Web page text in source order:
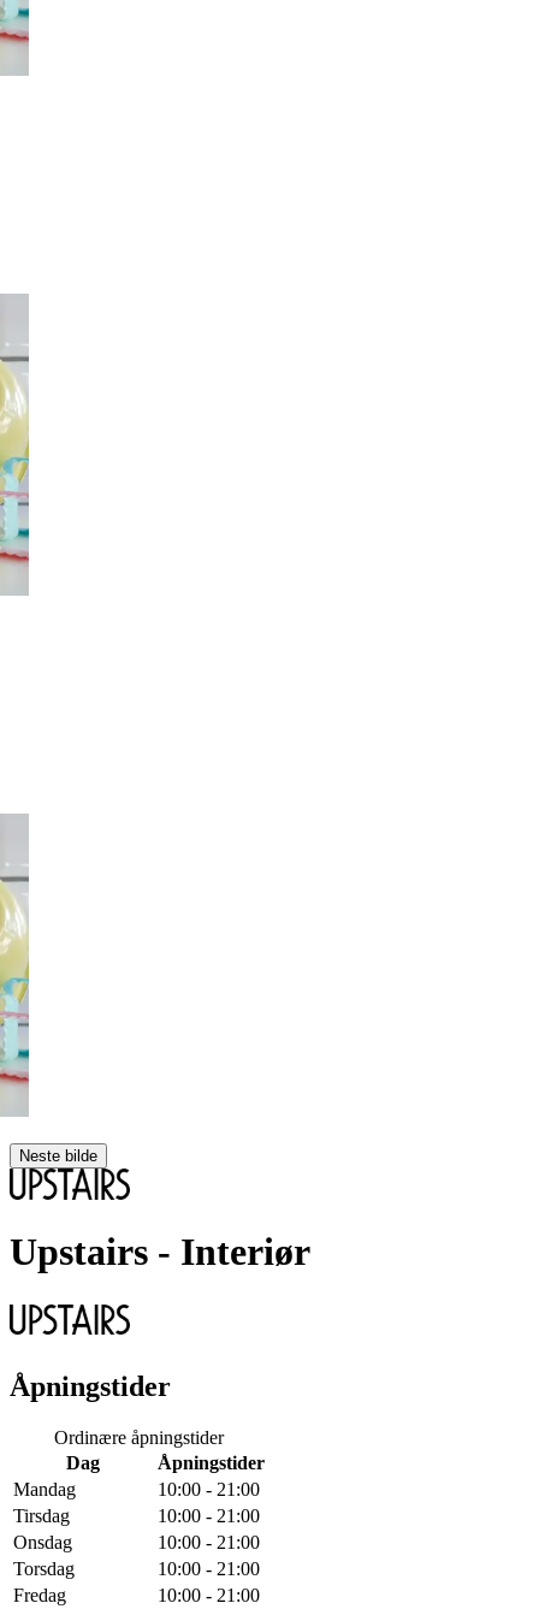
Neste bilde
Upstairs - Interiør
Åpningstider
Ordinære åpningstider
Dag
Åpningstider
Mandag
10:00 - 21:00
Tirsdag
10:00 - 21:00
Onsdag
10:00 - 21:00
Torsdag
10:00 - 21:00
Fredag
10:00 - 21:00